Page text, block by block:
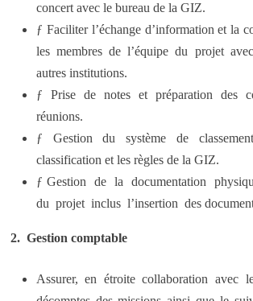
concert avec le bureau de la GIZ.
ƒ Faciliter l’échange d’information et la
les membres de l’équipe du projet
autres institutions.
ƒ Prise de notes et préparation des
réunions.
ƒ Gestion du système de
classification et les règles de la GIZ.
ƒ Gestion de la documentation
du projet inclus l’insertion des
2. Gestion comptable
Assurer, en étroite collaboration avec